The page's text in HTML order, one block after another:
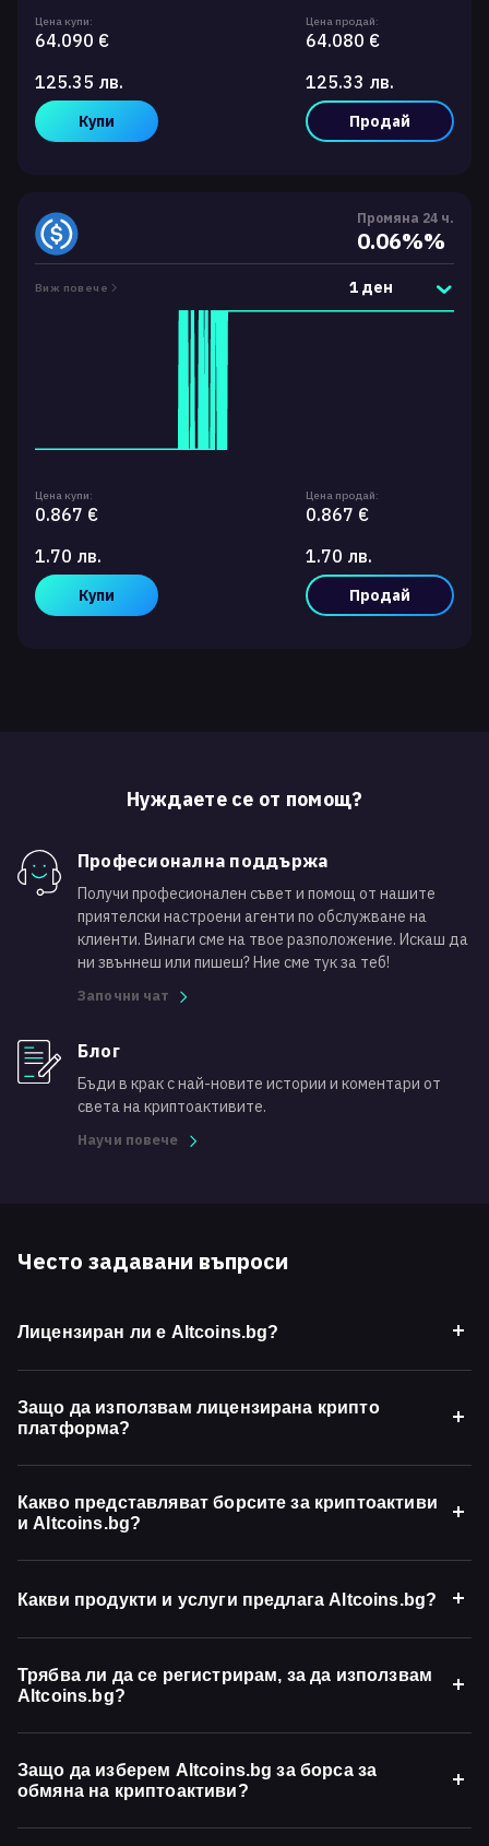
Цена купи:
64.090 €
125.35 лв.
Купи
Цена продай:
64.080 €
125.33 лв.
Продай
Промяна 24 ч.
0.06%%
Виж повече 1 ден
Цена купи:
0.867 €
1.70 лв.
Купи
Цена продай:
0.867 €
1.70 лв.
Продай
Нуждаете се от помощ?
Професионална поддържа
Получи професионален съвет и помощ от нашите
приятелски настроени агенти по обслужване на
клиенти. Винаги сме на твое разположение. Искаш да
ни звъннеш или пишеш? Ние сме тук за теб!
Започни чат
Блог
Бъди в крак с най-новите истории и коментари от
света на криптоактивите.
Научи повече
Често задавани въпроси
Лицензиран ли е Altcoins.bg?
Защо да използвам лицензирана крипто
платформа?
Какво представляват борсите за криптоактиви
и Altcoins.bg?
Какви продукти и услуги предлага Altcoins.bg?
Трябва ли да се регистрирам, за да използвам
Altcoins.bg?
Защо да изберем Altcoins.bg за борса за
обмяна на криптоактиви?